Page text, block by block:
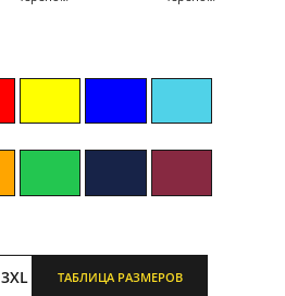
3XL ТАБЛИЦА РАЗМЕРОВ